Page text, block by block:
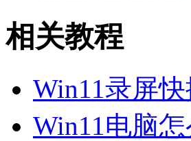
相关教程
Win11录屏
Win11电脑